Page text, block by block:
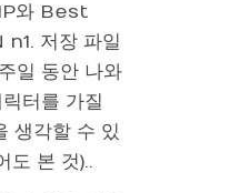
와 Best
저장 파일
일 동안 나와
터를 가질
생각할 수 있
도 본 것)..